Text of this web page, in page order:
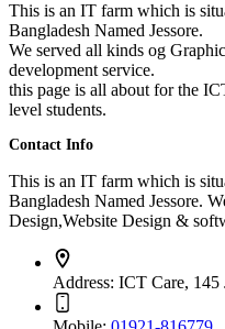
This is an IT farm which is
Bangladesh Named Jessore.
We served all kinds og
development service.
this page is all about for the
level students.
Contact Info
This is an IT farm which is
Bangladesh Named Jessore.
Design,Website Design &
Address: ICT Care, 145